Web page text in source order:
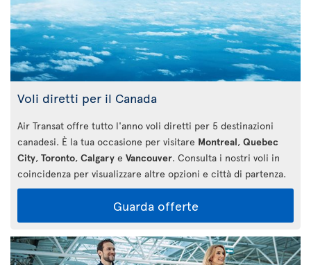
Voli diretti per il Canada
Air Transat offre tutto l'anno voli diretti per 5 destinazioni
canadesi. È la tua occasione per visitare Montreal, Quebec
City, Toronto, Calgary e Vancouver. Consulta i nostri voli in
coincidenza per visualizzare altre opzioni e città di partenza.
Guarda offerte